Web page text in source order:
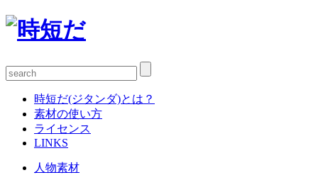
時短だ(ジタンダ)とは？
素材の使い方
ライセンス
LINKS
人物素材